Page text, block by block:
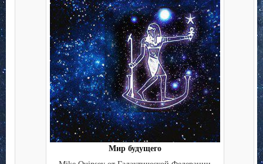
Мир будущего